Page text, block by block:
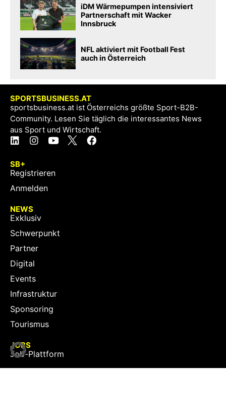
iDM Wärmepumpen intensiviert
Partnerschaft mit Wacker
Innsbruck
NFL aktiviert mit Football Fest
auch in Österreich
SPORTSBUSINESS.AT
sportsbusiness.at ist Österreichs größte Sport-B2B-
Community. Lesen Sie täglich die interessantes News
aus Sport und Wirtschaft.
SB+
Registrieren
Anmelden
NEWS
Exklusiv
Schwerpunkt
Partner
Digital
Events
Infrastruktur
Sponsoring
Tourismus
JOBS
Job-Plattform